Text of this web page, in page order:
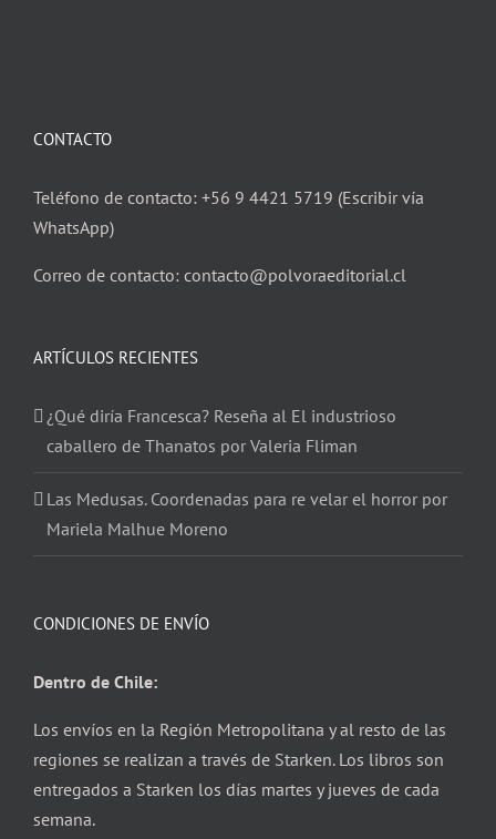
CONTACTO
Teléfono de contacto: +56 9 4421 5719 (Escribir vía
WhatsApp)
Correo de contacto: contacto@polvoraeditorial.cl
ARTÍCULOS RECIENTES
¿Qué diría Francesca? Reseña al El industrioso
caballero de Thanatos por Valeria Fliman
Las Medusas. Coordenadas para re velar el horror por
Mariela Malhue Moreno
CONDICIONES DE ENVÍO
Dentro de Chile:
Los envíos en la Región Metropolitana y al resto de las
regiones se realizan a través de Starken. Los libros son
entregados a Starken los días martes y jueves de cada
semana.